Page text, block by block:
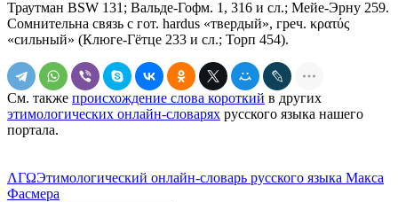
Траутман ВSW 131; Вальде-Гофм. 1, 316 и сл.; Мейе-Эрну 259.
Сомнительна связь с гот. hardus «твердый», греч. κρατύς
«сильный» (Клюге-Гётце 233 и сл.; Торп 454).
См. также происхождение слова короткий в других
этимологических онлайн-словарях русского языка нашего
портала.
ΛΓΩЭтимологический онлайн-словарь русского языка Макса
Фасмера